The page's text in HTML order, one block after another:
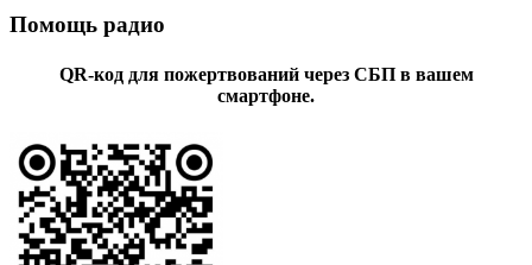
Помощь радио
QR-код для пожертвований через СБП в вашем
смартфоне.